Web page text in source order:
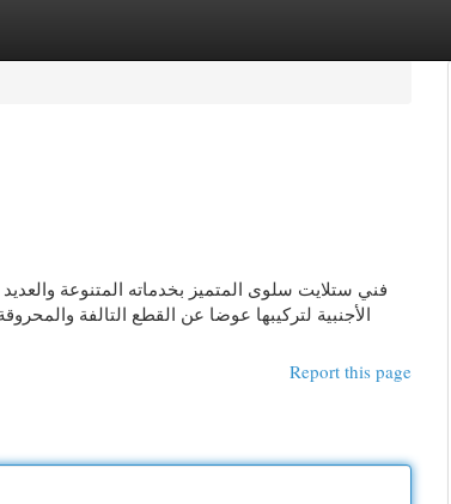
فني ستلايت سلوى المتميز بخدماته المتنوعة
الأجنبية لتركيبها عوضا عن القطع التالفة
Report this page